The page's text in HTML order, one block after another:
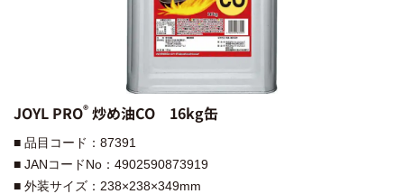
JOYL PRO®︎ 炒め油CO 16kg缶
■ 品目コード：87391
■ JANコードNo：4902590873919
■ 外装サイズ：238×238×349mm